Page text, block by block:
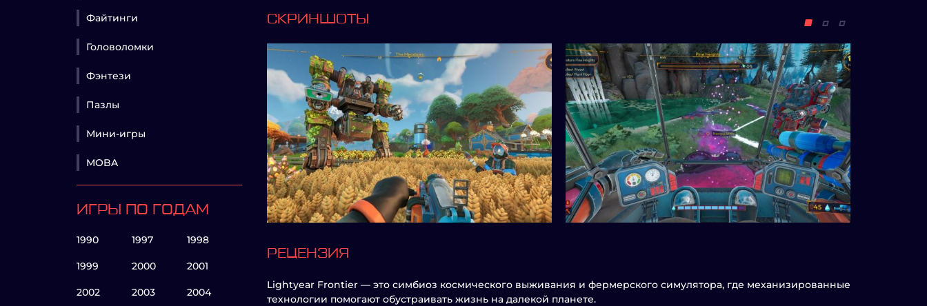
Файтинги
Головоломки
Фэнтези
Пазлы
Мини-игры
MOBA
ИГРЫ ПО ГОДАМ
1990 1997 1998
1999 2000 2001
2002 2003 2004
СКРИНШОТЫ
РЕЦЕНЗИЯ
Lightyear Frontier — это симбиоз космического выживания и фермерского симулятора, где механизированные
технологии помогают обустраивать жизнь на далекой планете.